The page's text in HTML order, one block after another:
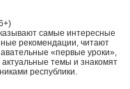
самые интересные
рекомендации, читают
«первые уроки»,
темы и знакомят
республики.